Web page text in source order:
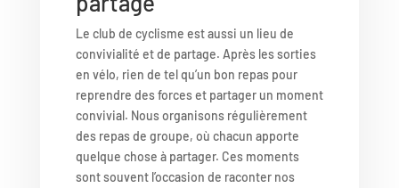
Le club de cyclisme est aussi un lieu de
convivialité et de partage. Après les sorties
en vélo, rien de tel qu’un bon repas pour
reprendre des forces et partager un moment
convivial. Nous organisons régulièrement
des repas de groupe, où chacun apporte
quelque chose à partager. Ces moments
sont souvent l’occasion de raconter nos